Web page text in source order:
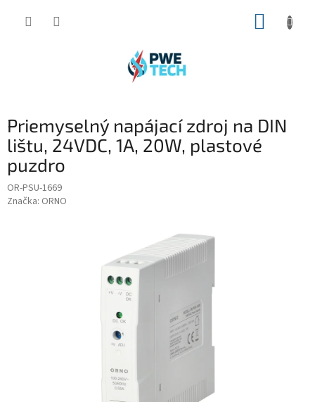
Priemyselný napájací zdroj na DIN
lištu, 24VDC, 1A, 20W, plastové
puzdro
OR-PSU-1669
Značka: ORNO